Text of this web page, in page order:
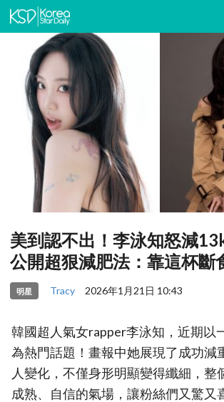
美到認不出！李泳知怒減
公開超狠減肥法：靠這杯斷
明星 Tracy 2026年1月21日 10:43
韓國超人氣女rapper李泳知，近期以
為熱門話題！畫報中她展現了成功減
人變化，不僅身形明顯變得纖細，整
成熟、自信的氣場，讓粉絲們又驚又